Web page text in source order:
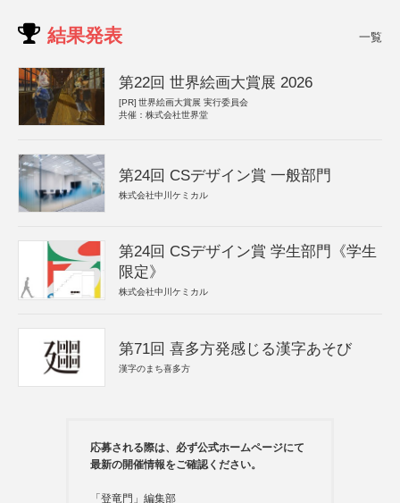
結果発表 一覧
第22回 世界絵画大賞展 2026
[PR] 世界絵画大賞展 実行委員会
共催：株式会社世界堂
第24回 CSデザイン賞 一般部門
株式会社中川ケミカル
第24回 CSデザイン賞 学生部門《学生
限定》
株式会社中川ケミカル
第71回 喜多方発感じる漢字あそび
漢字のまち喜多方
応募される際は、必ず公式ホームページにて
最新の開催情報をご確認ください。
「登竜門」編集部